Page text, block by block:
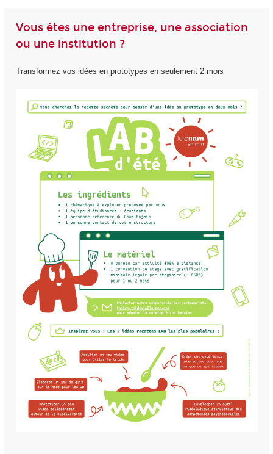
Vous êtes une entreprise, une association
ou une institution ?
Transformez vos idées en prototypes en seulement 2 mois